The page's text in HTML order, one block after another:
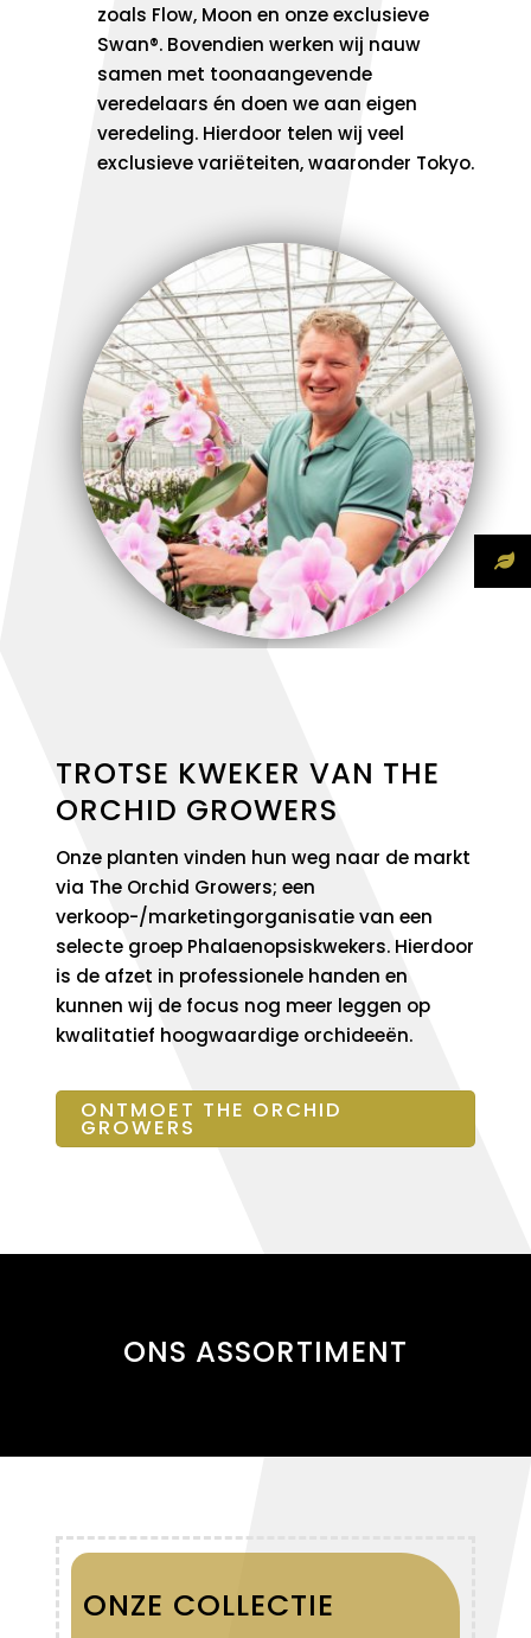
zoals Flow, Moon en onze exclusieve
Swan®. Bovendien werken wij nauw
samen met toonaangevende
veredelaars én doen we aan eigen
veredeling. Hierdoor telen wij veel
exclusieve variëteiten, waaronder Tokyo.
TROTSE KWEKER VAN THE
ORCHID GROWERS
Onze planten vinden hun weg naar de markt
via The Orchid Growers; een
verkoop-/marketingorganisatie van een
selecte groep Phalaenopsiskwekers. Hierdoor
is de afzet in professionele handen en
kunnen wij de focus nog meer leggen op
kwalitatief hoogwaardige orchideeën.
ONTMOET THE ORCHID
GROWERS
ONS ASSORTIMENT
ONZE COLLECTIE